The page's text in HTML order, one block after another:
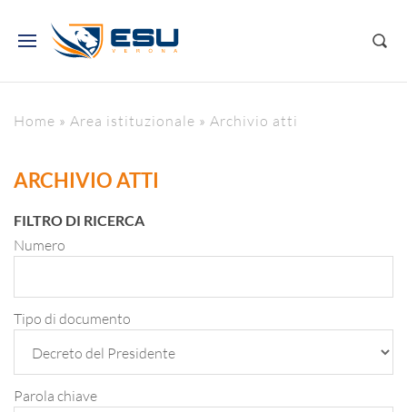
Home » Area istituzionale » Archivio atti
ARCHIVIO ATTI
FILTRO DI RICERCA
Numero
Tipo di documento
Parola chiave